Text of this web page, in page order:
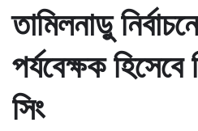
তামিলনাড়ু
পর্যবেক্ষক
সিং